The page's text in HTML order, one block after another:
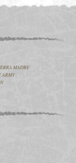
MADRE
ARMY